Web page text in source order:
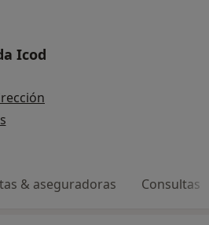
Icod
& aseguradoras Consultas